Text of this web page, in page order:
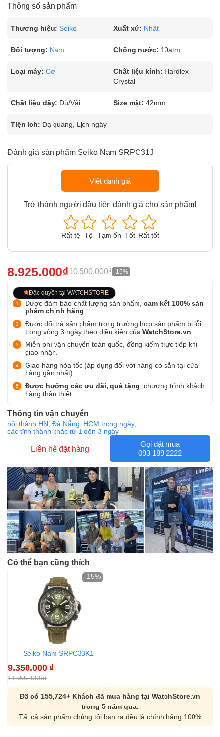
Thông số sản phẩm
Thương hiệu: Seiko Xuất xứ: Nhật
Đối tượng: Nam Chống nước: 10atm
Loại máy: Cơ Chất liệu kính: Hardlex
Crystal
Chất liệu dây: Dù/Vải Size mặt: 42mm
Tiện ích: Dạ quang, Lịch ngày
Đánh giá sản phẩm Seiko Nam SRPC31J
Viết đánh giá
Trở thành người đầu tiên đánh giá cho sản phẩm!
Rất tệ Tệ Tạm ổn Tốt Rất tốt
8.925.000₫10.500.000₫ -15%
Đặc quyền tại WATCHSTORE
Được đảm bảo chất lượng sản phẩm, cam kết 100% sản
phẩm chính hãng
Được đổi trả sản phẩm trong trường hợp sản phẩm bị lỗi
trong vòng 3 ngày theo điều kiện của WatchStore.vn
Miễn phí vận chuyển toàn quốc, đồng kiểm trực tiếp khi
giao nhận.
Giao hàng hỏa tốc (áp dụng đối với hàng có sẵn tại cửa
hàng gần nhất)
Được hưởng các ưu đãi, quà tặng , chương trình khách
hàng thân thiết.
Thông tin vận chuyển
nội thành HN, Đà Nẵng, HCM trong ngày,
các tỉnh thành khác từ 1 đến 3 ngày
Liên hệ đặt hàng
Gọi đặt mua
093 189 2222
Có thể bạn cũng thích
Seiko Nam SRPC33K1
9.350.000 ₫
11.000.000đ
-15%
Đã có 155,724+ Khách đã mua hàng tại WatchStore.vn
trong 5 năm qua.
Tất cả sản phẩm chúng tôi bán ra đều là chính hãng 100%
Orient Nam RA-
Casio Nam MTS-